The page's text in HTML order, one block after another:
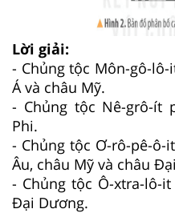
Lời giải:
- Chủng tộc Môn-gô-
Á và châu Mỹ.
- Chủng tộc Nê-grô-ít
Phi.
- Chủng tộc Ơ-rô-pê-
Âu, châu Mỹ và châu
- Chủng tộc Ô-xtra-lô-
Đại Dương.